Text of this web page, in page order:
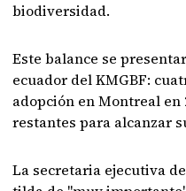
biodiversidad.
Este balance se
ecuador del KMGBF:
adopción en Montreal en
restantes para alcanzar
La secretaria ejecutiva